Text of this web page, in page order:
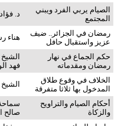
الصيام يربي الفرد ويبني
المجتمع
د.
رمضان في الجزائر.. ضيف
عزيز واستقبال حافل
هناء
حكم الجماع في نهار
رمضان ومقدماته
فهد
الخلاف في وقوع طلاق
المدخول بها ثلاثا متفرقة
أحكام الصيام والتراويح
والزكاة
صالح